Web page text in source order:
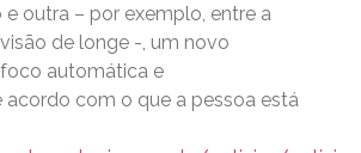
outra – por exemplo, entre a
de longe -, um novo
automática e
acordo com o que a pessoa está